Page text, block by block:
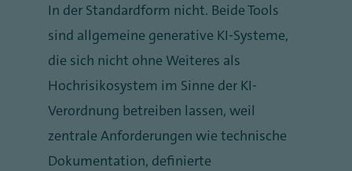
In der Standardform nicht. Beide Tools
sind allgemeine generative KI-Systeme,
die sich nicht ohne Weiteres als
Hochrisikosystem im Sinne der KI-
Verordnung betreiben lassen, weil
zentrale Anforderungen wie technische
Dokumentation, definierte